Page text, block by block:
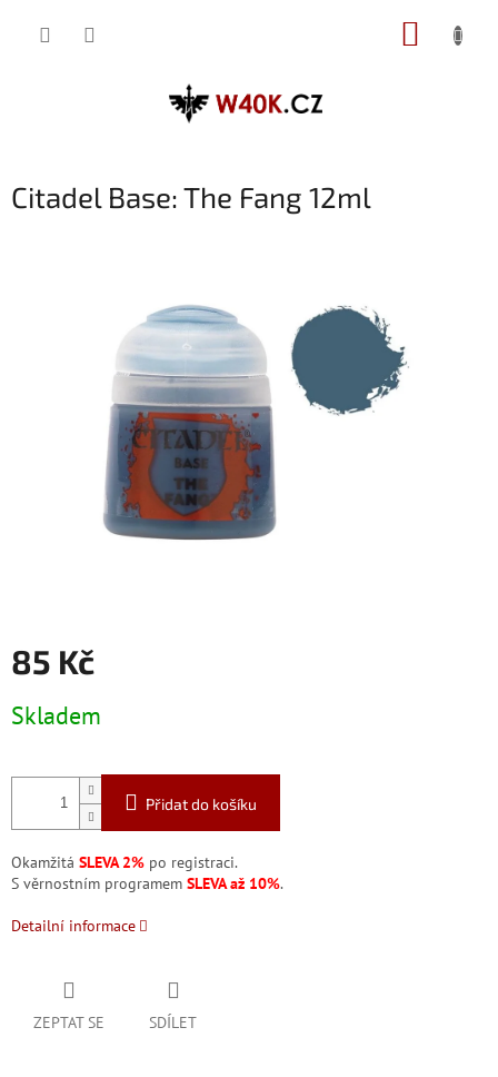
Citadel Base: The Fang 12ml
85 Kč
cena:
Skladem
Přidat do košíku
Okamžitá SLEVA 2% po registraci.
S věrnostním programem SLEVA až 10%.
Detailní informace
ZEPTAT SE SDÍLET